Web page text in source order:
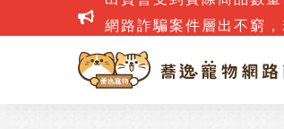
網路詐騙案件層出不窮